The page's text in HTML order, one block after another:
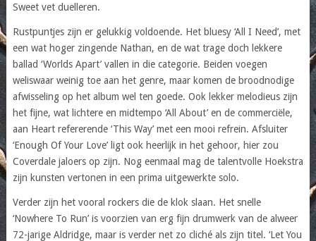
Sweet vet duelleren.
Rustpuntjes zijn er gelukkig voldoende. Het bluesy ‘All I Need’, met
een wat hoger zingende Nathan, en de wat trage doch lekkere
ballad ‘Worlds Apart’ vallen in die categorie. Beiden voegen
weliswaar weinig toe aan het genre, maar komen de broodnodige
afwisseling op het album wel ten goede. Ook lekker melodieus zijn
het fijne, wat lichtere en midtempo ‘All About’ en de commerciële,
aan Heart refererende ‘This Way’ met een mooi refrein. Afsluiter
‘Enough Of Your Love’ ligt ook heerlijk in het gehoor, hier zou
Coverdale jaloers op zijn. Nog eenmaal mag de talentvolle Hoekstra
zijn kunsten vertonen in een prima uitgewerkte solo.
Verder zijn het vooral rockers die de klok slaan. Het snelle
‘Nowhere To Run’ is voorzien van erg fijn drumwerk van de alweer
72-jarige Aldridge, maar is verder net zo cliché als zijn titel. ‘Let You